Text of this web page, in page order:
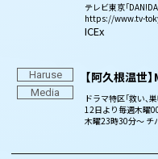
テレビ東京「
https://www.tv-
ICEx
Haruse
Media
【阿久根温世
ドラマ特区「救い、
12日より毎週木曜
木曜23時30分～ チ